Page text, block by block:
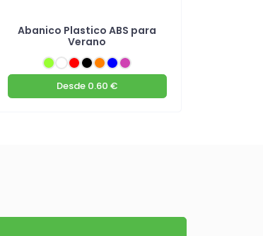
Abanico Plastico ABS para
Verano
Desde 0.60 €